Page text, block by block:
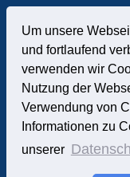
Um unsere
und fortlaufend
verwenden wir
Nutzung der
Verwendung von
Informationen zu
unserer